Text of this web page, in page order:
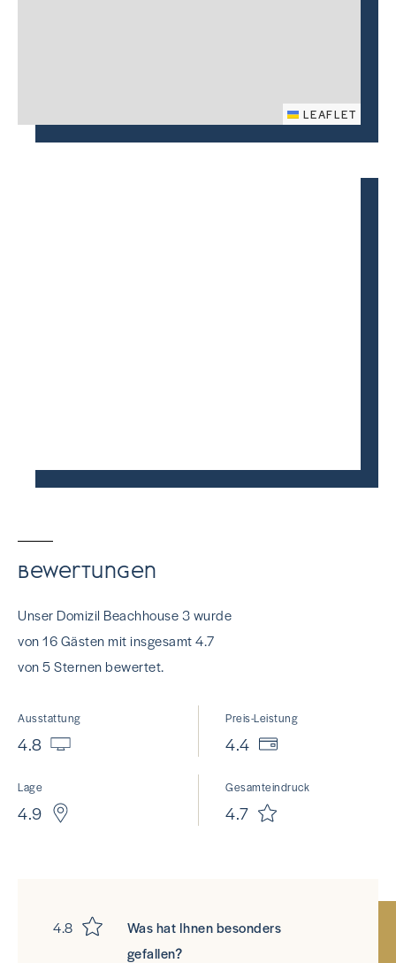
LEAFLET
Bewertungen
Unser Domizil Beachhouse 3 wurde
von 16 Gästen mit insgesamt 4.7
von 5 Sternen bewertet.
Ausstattung
4.8
Preis-Leistung
4.4
Lage
4.9
Gesamteindruck
4.7
4.8
Was hat Ihnen besonders
gefallen?